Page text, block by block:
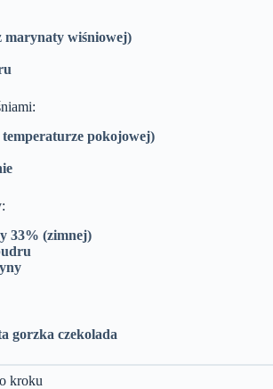
marynaty wiśniowej)
temperaturze pokojowej)
33% (zimnej)
gorzka czekolada
kroku